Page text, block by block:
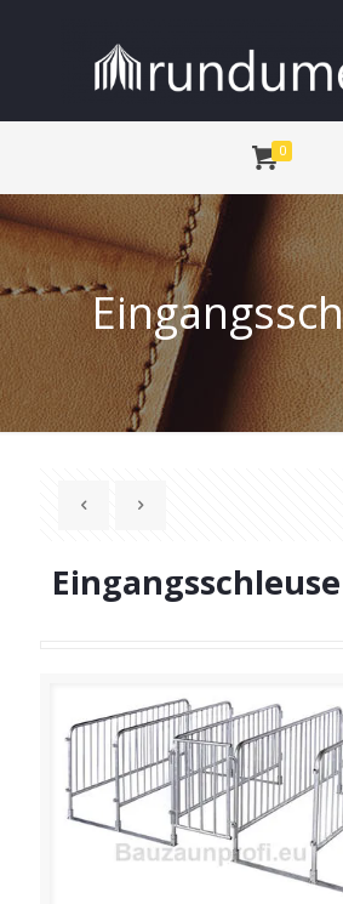
0
Eingangsschleuse